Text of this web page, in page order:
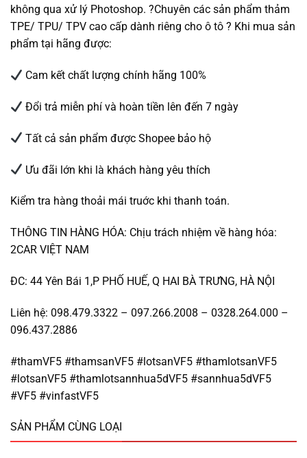
không qua xử lý Photoshop. ?Chuyên các sản phẩm thảm
TPE/ TPU/ TPV cao cấp dành riêng cho ô tô ? Khi mua sản
phẩm tại hãng được:
Cam kết chất lượng chính hãng 100%
Đổi trả miễn phí và hoàn tiền lên đến 7 ngày
Tất cả sản phẩm được Shopee bảo hộ
Ưu đãi lớn khi là khách hàng yêu thích
Kiểm tra hàng thoải mái truớc khi thanh toán.
THÔNG TIN HÀNG HÓA: Chịu trách nhiệm về hàng hóa:
2CAR VIỆT NAM
ĐC: 44 Yên Bái 1,P PHỐ HUẾ, Q HAI BÀ TRƯNG, HÀ NỘI
Liên hệ: 098.479.3322 – 097.266.2008 – 0328.264.000 –
096.437.2886
#thamVF5 #thamsanVF5 #lotsanVF5 #thamlotsanVF5
#lotsanVF5 #thamlotsannhua5dVF5 #sannhua5dVF5
#VF5 #vinfastVF5
SẢN PHẨM CÙNG LOẠI